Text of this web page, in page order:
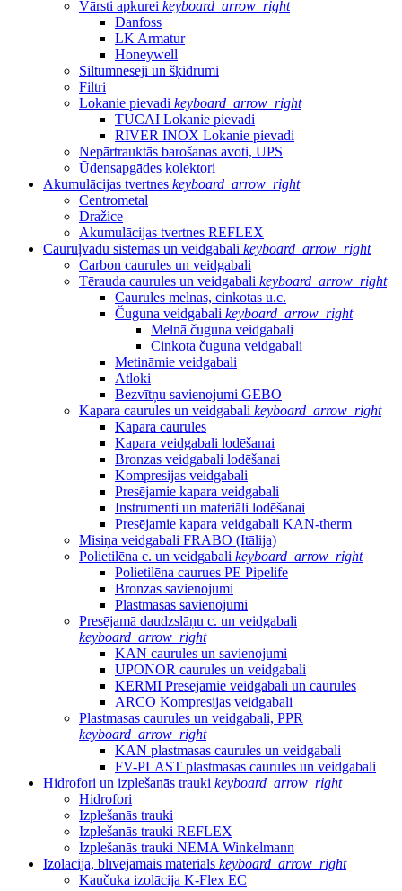
Vārsti apkurei keyboard_arrow_right
Danfoss
LK Armatur
Honeywell
Siltumnesēji un šķidrumi
Filtri
Lokanie pievadi keyboard_arrow_right
TUCAI Lokanie pievadi
RIVER INOX Lokanie pievadi
Nepārtrauktās barošanas avoti, UPS
Ūdensapgādes kolektori
Akumulācijas tvertnes keyboard_arrow_right
Centrometal
Dražice
Akumulācijas tvertnes REFLEX
Cauruļvadu sistēmas un veidgabali keyboard_arrow_right
Carbon caurules un veidgabali
Tērauda caurules un veidgabali keyboard_arrow_right
Caurules melnas, cinkotas u.c.
Čuguna veidgabali keyboard_arrow_right
Melnā čuguna veidgabali
Cinkota čuguna veidgabali
Metināmie veidgabali
Atloki
Bezvītņu savienojumi GEBO
Kapara caurules un veidgabali keyboard_arrow_right
Kapara caurules
Kapara veidgabali lodēšanai
Bronzas veidgabali lodēšanai
Kompresijas veidgabali
Presējamie kapara veidgabali
Instrumenti un materiāli lodēšanai
Presējamie kapara veidgabali KAN-therm
Misiņa veidgabali FRABO (Itālija)
Polietilēna c. un veidgabali keyboard_arrow_right
Polietilēna caurues PE Pipelife
Bronzas savienojumi
Plastmasas savienojumi
Presējamā daudzslāņu c. un veidgabali
keyboard_arrow_right
KAN caurules un savienojumi
UPONOR caurules un veidgabali
KERMI Presējamie veidgabali un caurules
ARCO Kompresijas veidgabali
Plastmasas caurules un veidgabali, PPR
keyboard_arrow_right
KAN plastmasas caurules un veidgabali
FV-PLAST plastmasas caurules un veidgabali
Hidrofori un izplešanās trauki keyboard_arrow_right
Hidrofori
Izplešanās trauki
Izplešanās trauki REFLEX
Izplešanās trauki NEMA Winkelmann
Izolācija, blīvējamais materiāls keyboard_arrow_right
Kaučuka izolācija K-Flex EC